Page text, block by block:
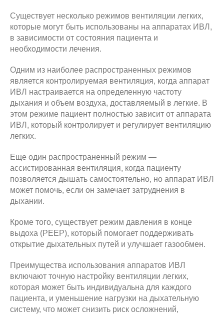
Существует несколько режимов вентиляции легких,
которые могут быть использованы на аппаратах ИВЛ,
в зависимости от состояния пациента и
необходимости лечения.
Одним из наиболее распространенных режимов
является контролируемая вентиляция, когда аппарат
ИВЛ настраивается на определенную частоту
дыхания и объем воздуха, доставляемый в легкие. В
этом режиме пациент полностью зависит от аппарата
ИВЛ, который контролирует и регулирует вентиляцию
легких.
Еще один распространенный режим —
ассистированная вентиляция, когда пациенту
позволяется дышать самостоятельно, но аппарат ИВЛ
может помочь, если он замечает затруднения в
дыхании.
Кроме того, существует режим давления в конце
выдоха (PEEP), который помогает поддерживать
открытие дыхательных путей и улучшает газообмен.
Преимущества использования аппаратов ИВЛ
включают точную настройку вентиляции легких,
которая может быть индивидуальна для каждого
пациента, и уменьшение нагрузки на дыхательную
систему, что может снизить риск осложнений,